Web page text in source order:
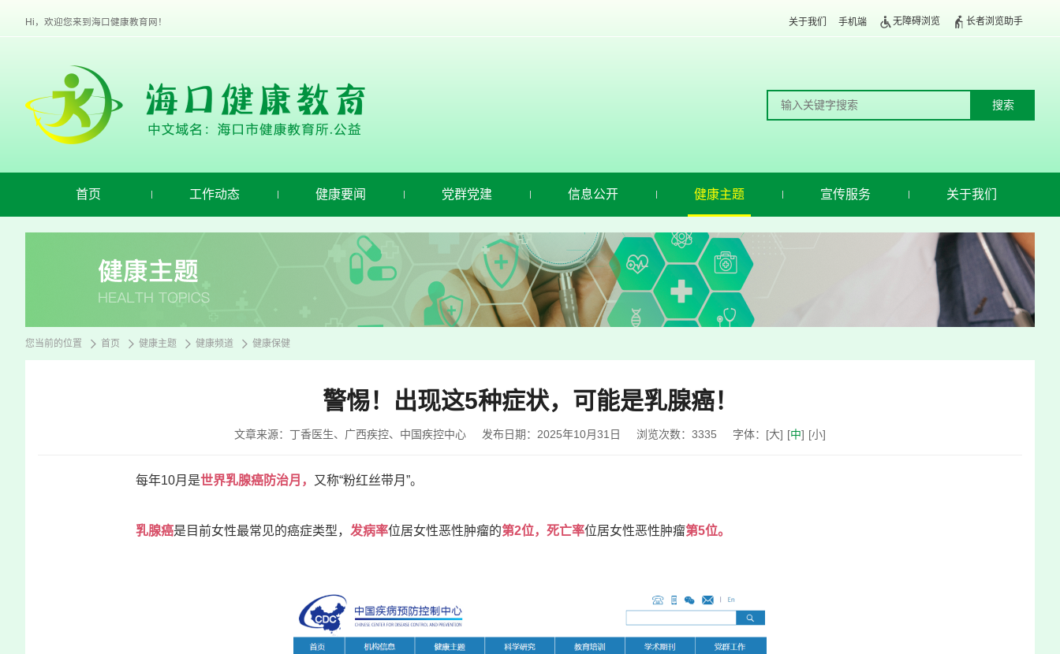
进
人
使
Hi，欢迎您来到海口健康教育网！ 关于我们 手机端 无障碍浏览 长者浏览助手
首页 工作动态 健康要闻 党群党建 信息公开 健康主题 宣传服务 关于我们
您当前的位置 首页 健康主题 健康频道 健康保健
警惕！出现这5种症状，可能是乳腺癌！
文章来源：丁香医生、广西疾控、中国疾控中心 发布日期：2025年10月31日 浏览次数： 3335 字体： [大] [中] [小]
每年10月是世界乳腺癌防治月， 又称“粉红丝带月”。
乳腺癌是目前女性最常见的癌症类型， 发病率位居女性恶性肿瘤的第2位， 死亡率位居女性恶性肿瘤第5位。